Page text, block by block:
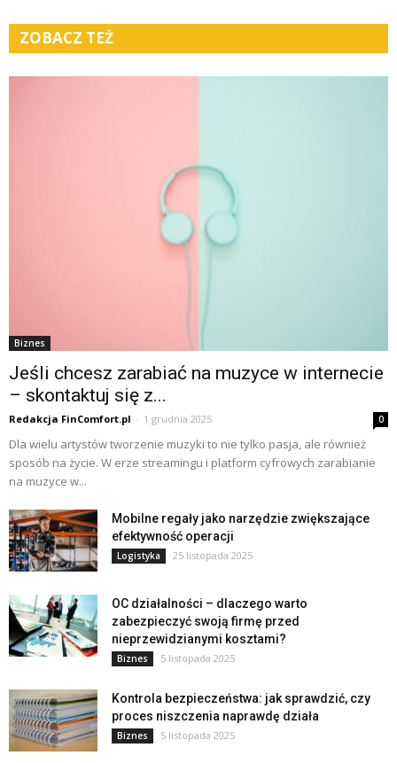
ZOBACZ TEŻ
Biznes
Jeśli chcesz zarabiać na muzyce w internecie
– skontaktuj się z...
Redakcja FinComfort.pl - 1 grudnia 2025 0
Dla wielu artystów tworzenie muzyki to nie tylko pasja, ale również
sposób na życie. W erze streamingu i platform cyfrowych zarabianie
na muzyce w...
Mobilne regały jako narzędzie zwiększające
efektywność operacji
Logistyka 25 listopada 2025
OC działalności – dlaczego warto
zabezpieczyć swoją firmę przed
nieprzewidzianymi kosztami?
Biznes 5 listopada 2025
Kontrola bezpieczeństwa: jak sprawdzić, czy
proces niszczenia naprawdę działa
Biznes 5 listopada 2025